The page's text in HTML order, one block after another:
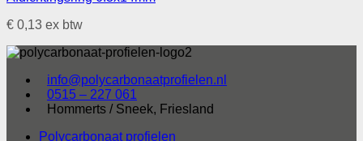
€ 0,13 ex btw
info@polycarbonaatprofielen.nl
0515 – 227 061
Hommerts / Sneek, Friesland
Polycarbonaat profielen